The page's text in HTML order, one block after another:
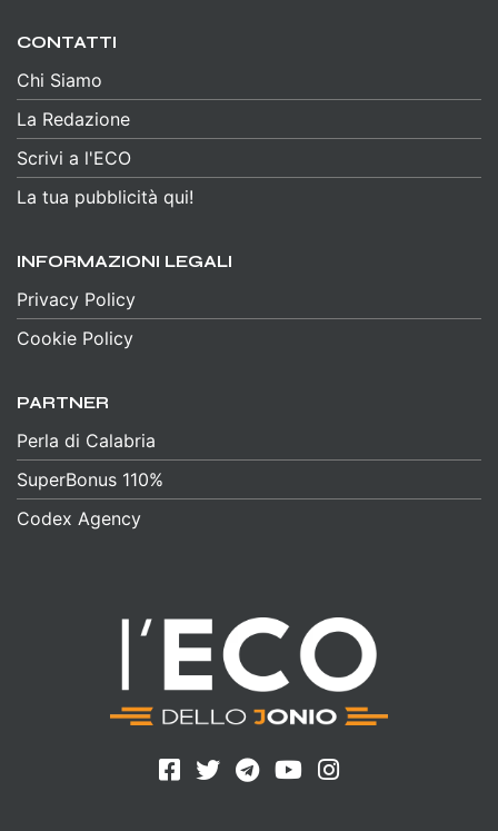
CONTATTI
Chi Siamo
La Redazione
Scrivi a l'ECO
La tua pubblicità qui!
INFORMAZIONI LEGALI
Privacy Policy
Cookie Policy
PARTNER
Perla di Calabria
SuperBonus 110%
Codex Agency